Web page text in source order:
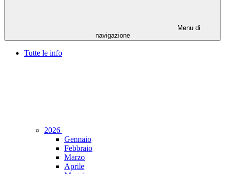
Menu di
navigazione
Tutte le info
2026
Gennaio
Febbraio
Marzo
Aprile